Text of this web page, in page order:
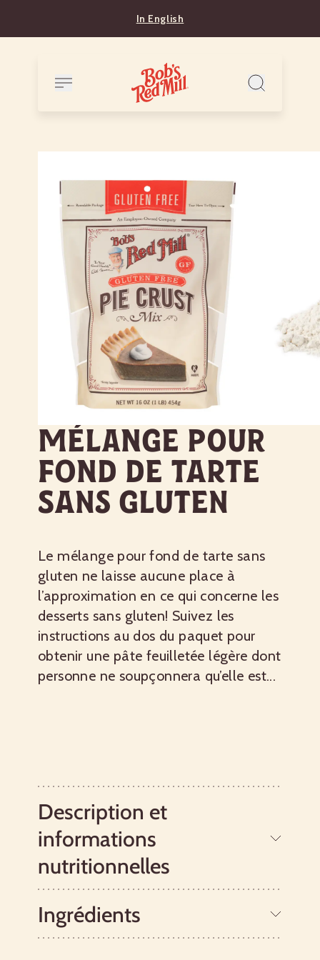
In English
Mélange pour
fond de tarte
sans gluten
Le mélange pour fond de tarte sans
gluten ne laisse aucune place à
l’approximation en ce qui concerne les
desserts sans gluten! Suivez les
instructions au dos du paquet pour
obtenir une pâte feuilletée légère dont
personne ne soupçonnera qu’elle est...
Description et
informations
nutritionnelles
Le mélange pour fond de tarte sans
gluten Bob’s Red Mill est le meilleur fond
Ingrédients